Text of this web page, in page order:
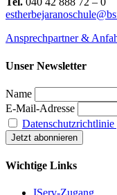
Ansprechpartner &
Unser Newsletter
Name
E-Mail-Adresse
Datenschutzrichtlinie
Wichtige Links